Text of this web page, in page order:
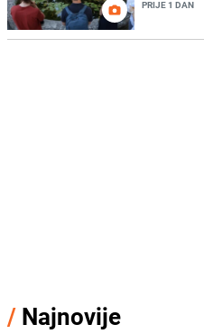
PRIJE 1 DAN
/ Najnovije